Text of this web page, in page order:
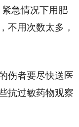
急情况下用肥
不用次数太多，
伤者要尽快送医
抗过敏药物观察